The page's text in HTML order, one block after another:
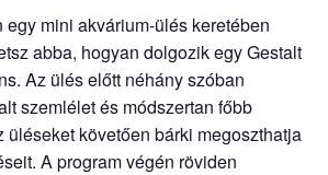
egy mini akvárium-ülés keretében
abba, hogyan dolgozik egy Gestalt
Az ülés előtt néhány szóban
szemlélet és módszertan főbb
üléseket követően bárki megoszthatja
A program végén röviden